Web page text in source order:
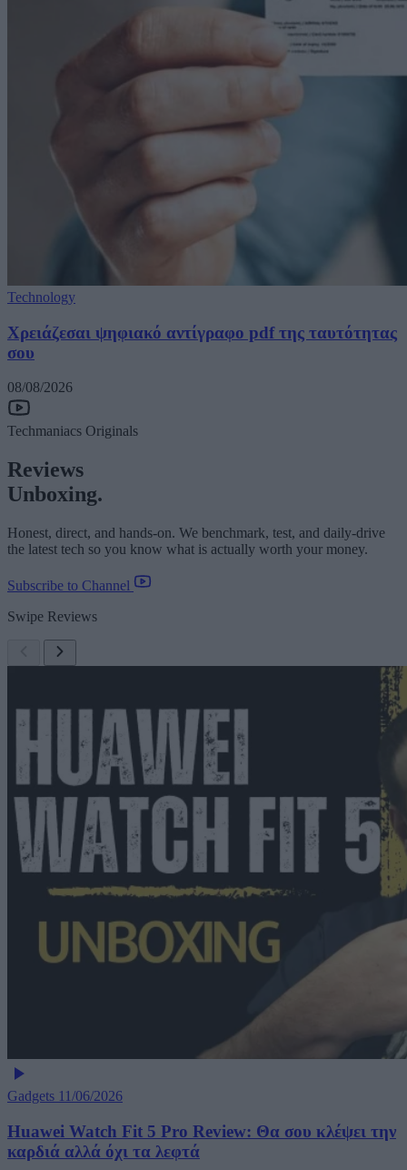
Technology
Χρειάζεσαι ψηφιακό αντίγραφο pdf της ταυτότητας
σου
08/08/2026
Techmaniacs Originals
Reviews
Unboxing.
Honest, direct, and hands-on. We benchmark, test, and daily-drive
the latest tech so you know what is actually worth your money.
Subscribe to Channel
Swipe Reviews
Gadgets 11/06/2026
Huawei Watch Fit 5 Pro Review: Θα σου κλέψει την
καρδιά αλλά όχι τα λεφτά